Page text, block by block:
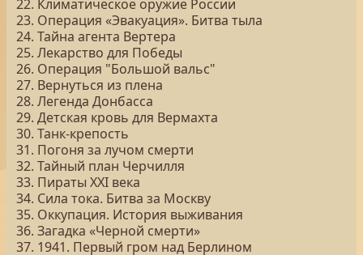
22. Климатическое оружие России
23. Операция «Эвакуация». Битва тыла
24. Тайна агента Вертера
25. Лекарство для Победы
26. Операция "Большой вальс"
27. Вернуться из плена
28. Легенда Донбасса
29. Детская кровь для Вермахта
30. Танк-крепость
31. Погоня за лучом смерти
32. Тайный план Черчилля
33. Пираты ХХI века
34. Сила тока. Битва за Москву
35. Оккупация. История выживания
36. Загадка «Черной смерти»
37. 1941. Первый гром над Берлином